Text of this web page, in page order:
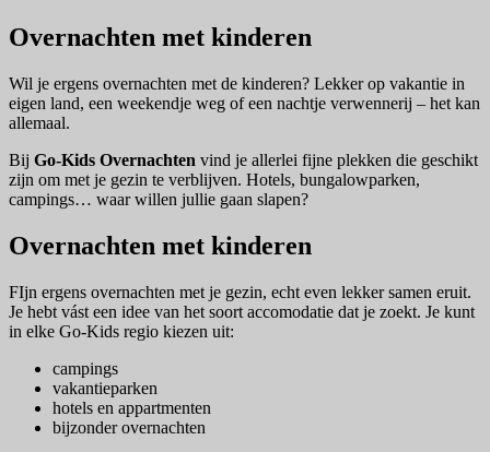
Overnachten met kinderen
Wil je ergens overnachten met de kinderen? Lekker op vakantie in
eigen land, een weekendje weg of een nachtje verwennerij – het kan
allemaal.
Bij Go-Kids Overnachten vind je allerlei fijne plekken die geschikt
zijn om met je gezin te verblijven. Hotels, bungalowparken,
campings… waar willen jullie gaan slapen?
Overnachten met kinderen
FIjn ergens overnachten met je gezin, echt even lekker samen eruit.
Je hebt vást een idee van het soort accomodatie dat je zoekt. Je kunt
in elke Go-Kids regio kiezen uit:
campings
vakantieparken
hotels en appartmenten
bijzonder overnachten